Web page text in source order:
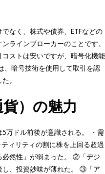
なく、株式や債券、ETFなどの
ラインブローカーのことです。
ストは安いですが、暗号化機能
、暗号技術を使用して取引を認
。
）の魅力
万ドル前後が意識される。 ・需
ィリティの割に株を上回る超過
必然性」が弱まった。 ②「デジ
し、投資妙味が薄れた。 ③「ア